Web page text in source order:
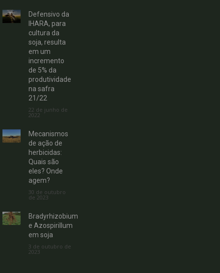
Defensivo da
IHARA, para
cultura da
soja, resulta
em um
incremento
de 5% da
produtividade
na safra
21/22
22 de junho de
2022
Mecanismos
de ação de
herbicidas:
Quais são
eles? Onde
agem?
30 de outubro
de 2023
Bradyrhizobium
e Azospirillum
em soja
3 de outubro de
2023